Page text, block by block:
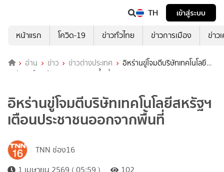
TH
เข้าสู่ระบบ
หน้าแรก
โควิด-19 ข่าวทั่วไทย ข่าวการเมือง ข่าว
อ่าน ข่าว ข่าวต่างประเทศ
อิหร่านขู่โจมตีบริษัทเทคโนโลยี
สหรัฐฯ เตือนประชาชนออกจากพื้นที่
อิหร่านขู่โจมตีบริษัทเทคโนโลยีสหรัฐฯ
เตือนประชาชนออกจากพื้นที่
TNN ช่อง16
1 เมษายน 2569 ( 05:59 )
102